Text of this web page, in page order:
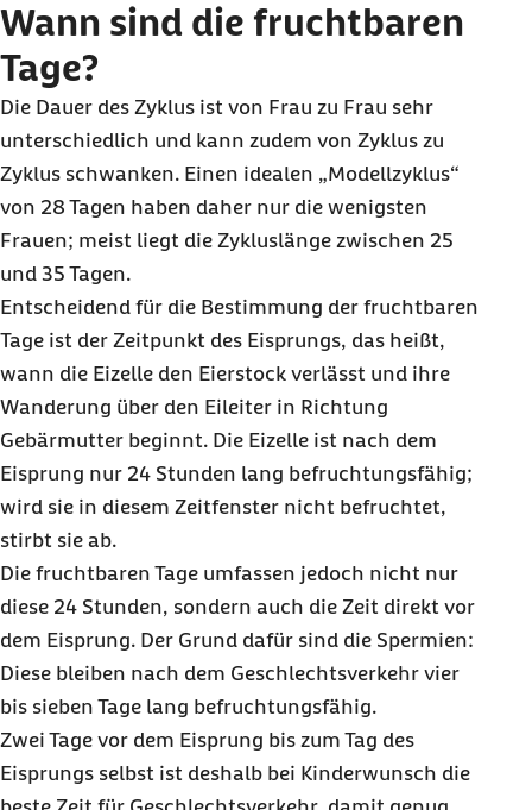
Wann sind die fruchtbaren
Tage?
Die Dauer des Zyklus ist von Frau zu Frau sehr
unterschiedlich und kann zudem von Zyklus zu
Zyklus schwanken. Einen idealen „Modellzyklus“
von 28 Tagen haben daher nur die wenigsten
Frauen; meist liegt die Zykluslänge zwischen 25
und 35 Tagen.
Entscheidend für die Bestimmung der fruchtbaren
Tage ist der Zeitpunkt des Eisprungs, das heißt,
wann die Eizelle den Eierstock verlässt und ihre
Wanderung über den Eileiter in Richtung
Gebärmutter beginnt. Die Eizelle ist nach dem
Eisprung nur 24 Stunden lang befruchtungsfähig;
wird sie in diesem Zeitfenster nicht befruchtet,
stirbt sie ab.
Die fruchtbaren Tage umfassen jedoch nicht nur
diese 24 Stunden, sondern auch die Zeit direkt vor
dem Eisprung. Der Grund dafür sind die Spermien:
Diese bleiben nach dem Geschlechtsverkehr vier
bis sieben Tage lang befruchtungsfähig.
Zwei Tage vor dem Eisprung bis zum Tag des
Eisprungs selbst ist deshalb bei Kinderwunsch die